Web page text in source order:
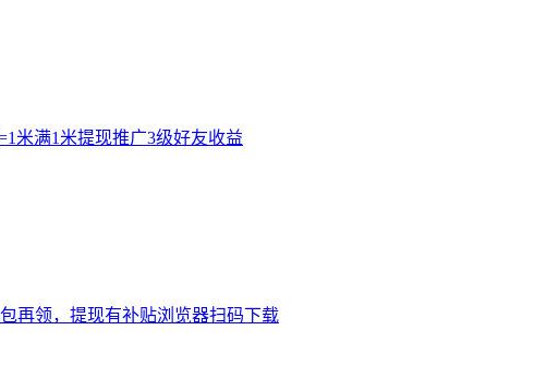
米满1米提现推广3级好友收益
再领，提现有补贴浏览器扫码下载